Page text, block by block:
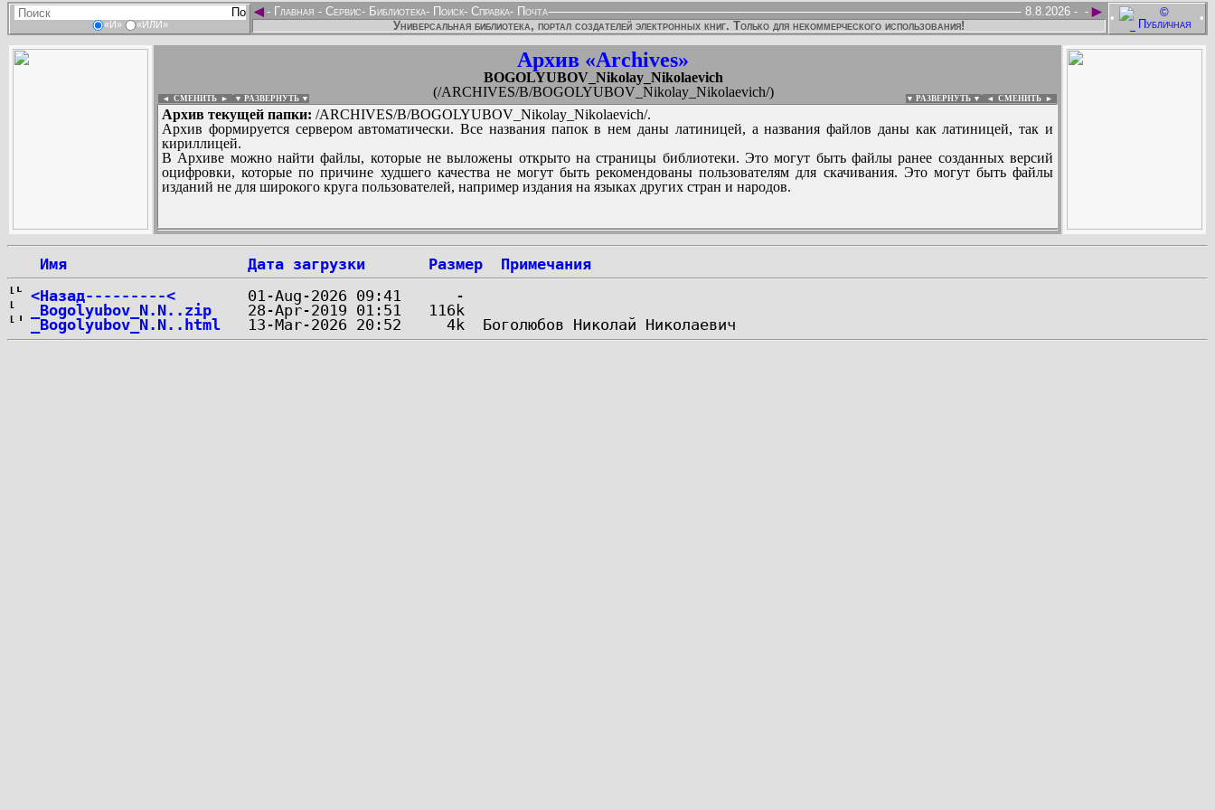
«И» «ИЛИ»
• •
◄ ►
- Главная - Сервис- Библиотека- Поиск- Справка- Почта -
8.8.2026 -
Универсальная библиотека, портал создателей электронных книг. Только для некоммерческого использования!
Архив «Archives»
BOGOLYUBOV_Nikolay_Nikolaevich
(/ARCHIVES/B/BOGOLYUBOV_Nikolay_Nikolaevich/)
◄ СМЕНИТЬ ► ▼ РАЗВЕРНУТЬ ▼ ▼ РАЗВЕРНУТЬ ▼ ◄ СМЕНИТЬ ►
Архив текущей папки: /ARCHIVES/B/BOGOLYUBOV_Nikolay_Nikolaevich/.
Архив формируется сервером автоматически. Все названия папок в нем даны латиницей, а названия файлов даны как латиницей, так и
кириллицей.
В Архиве можно найти файлы, которые не выложены открыто на страницы библиотеки. Это могут быть файлы ранее созданных версий
оцифровки, которые по причине худшего качества не могут быть рекомендованы пользователям для скачивания. Это могут быть файлы
изданий не для широкого круга пользователей, например издания на языках других стран и народов.
:
...
Имя Дата загрузки Размер
Примечания
<Назад---------<
_Bogolyubov_N.N..zip
_Bogolyubov_N.N..html